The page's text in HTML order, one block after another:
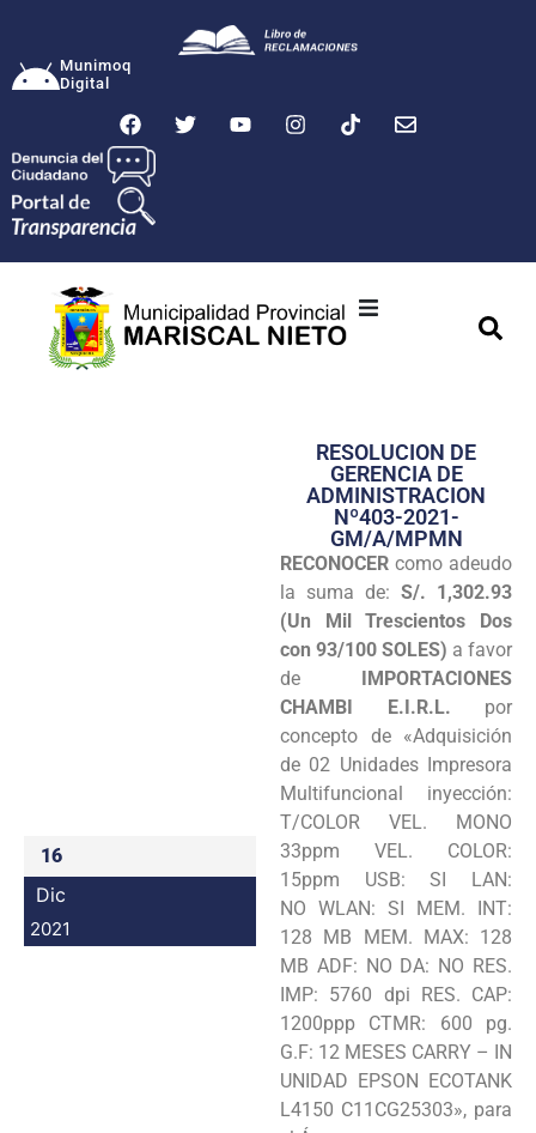
Munimoq
Digital
Transparencia
Seguridad
Programas
Intranet
16
Dic
2021
RESOLUCION DE
GERENCIA DE
ADMINISTRACION
Nº403-2021-
GM/A/MPMN
RECONOCER como adeudo
la suma de: S/. 1,302.93
(Un Mil Trescientos Dos
con 93/100 SOLES) a favor
de IMPORTACIONES
CHAMBI E.I.R.L. por
concepto de «Adquisición
de 02 Unidades Impresora
Multifuncional inyección:
T/COLOR VEL. MONO
33ppm VEL. COLOR:
15ppm USB: SI LAN:
NO WLAN: SI MEM. INT:
128 MB MEM. MAX: 128
MB ADF: NO DA: NO RES.
IMP: 5760 dpi RES. CAP:
1200ppp CTMR: 600 pg.
G.F: 12 MESES CARRY – IN
UNIDAD EPSON ECOTANK
L4150 C11CG25303», para